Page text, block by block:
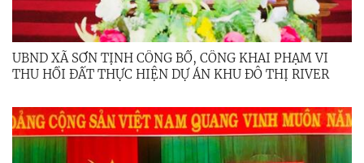
UBND XÃ SƠN TỊNH CÔNG BỐ, CÔNG KHAI PHẠM VI
THU HỒI ĐẤT THỰC HIỆN DỰ ÁN KHU ĐÔ THỊ RIVER